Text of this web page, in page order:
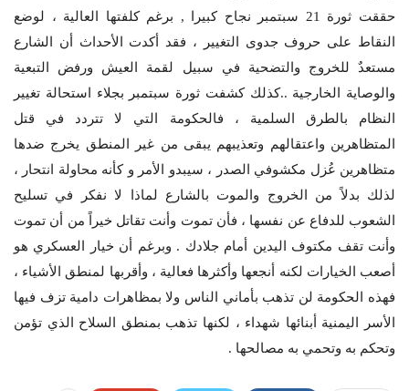
حققت ثورة 21 سبتمبر نجاح كبيرا , برغم كلفتها العالية ، لوضع
النقاط على حروف جدوى التغيير ، فقد أكدت الأحداث أن الشارع
مستعدٌ للخروج والتضحية في سبيل لقمة العيش ورفض التبعية
والوصاية الخارجية ..كذلك كشفت ثورة سبتمبر بجلاء استحالة تغيير
النظام بالطرق السلمية ، فالحكومة التي لا تتردد في قتل
المتظاهرين واعتقالهم وتعذيبهم يبقى من غير المنطق يخرج ضدها
متظاهرين عُزل مكشوفي الصدر ، سيبدو الأمر و كأنه محاولة انتحار ،
لذلك بدلاً من الخروج والموت بالشارع لماذا لا نفكر في تسليح
الشعوب للدفاع عن نفسها ، فأن تموت وأنت تقاتل خيراً من أن تموت
وأنت تقف مكتوف اليدين أمام جلادك . وبرغم أن خيار العسكري هو
أصعب الخيارات لكنه أنجعها وأكثرها فعالية ، وأقربها لمنطق الأشياء ،
فهذه الحكومة لن تذهب بأماني الناس ولا بمظاهرات دامية تزف فيها
الأسر اليمنية أبنائها شهداء ، لكنها تذهب بمنطق السلاح الذي تؤمن
وتحكم به وتحمي به مصالحها .